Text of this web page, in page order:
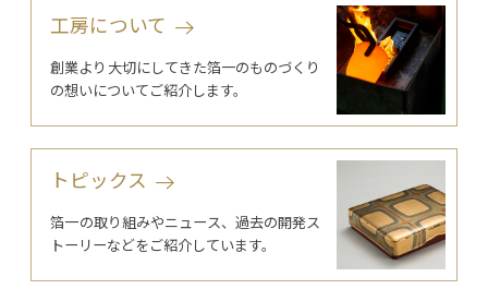
工房について
創業より大切にしてきた箔一のものづくり
の想いについてご紹介します。
トピックス
箔一の取り組みやニュース、過去の開発ス
トーリーなどをご紹介しています。